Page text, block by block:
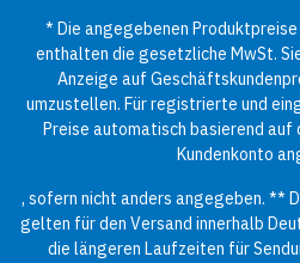
* Die angegebenen Produktpreise
enthalten die gesetzliche MwSt.
Anzeige auf
umzustellen. Für registrierte und
Preise automatisch basierend auf
Kundenkonto
, sofern nicht anders angegeben. **
gelten für den Versand innerhalb
die längeren Laufzeiten für